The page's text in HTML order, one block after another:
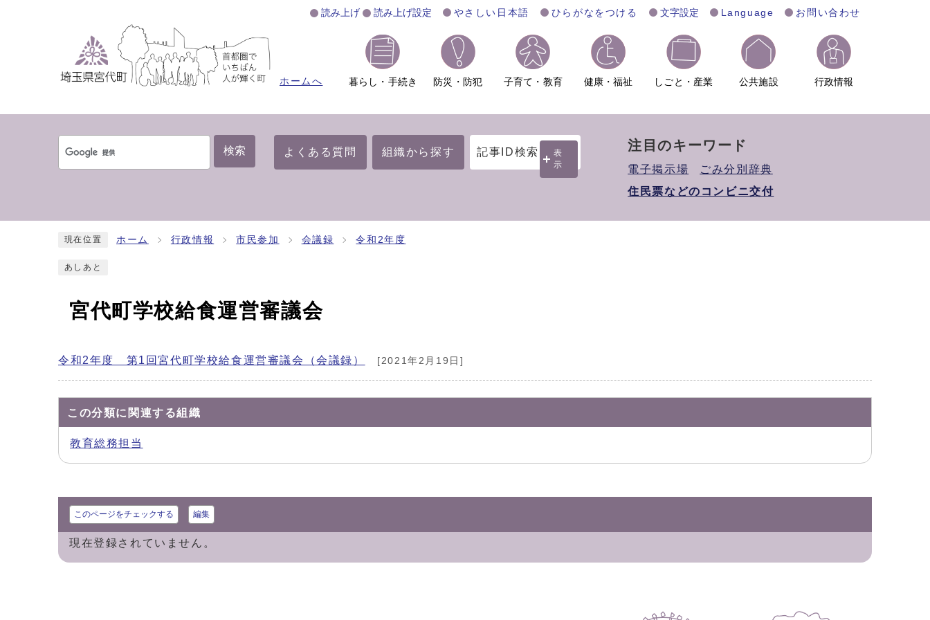
読み上げ 読み上げ設定 やさしい日本語 ひらがなをつける 文字設定 Language お問い合わせ
ホームへ 暮らし・手続き 防災・防犯 子育て・教育 健康・福祉 しごと・産業 公共施設 行政情報
検索 よくある質問 組織から探す 記事ID検索
表
示
注目のキーワード
電子掲示場
ごみ分別辞典
住民票などのコンビニ交付
現在位置 ホーム 行政情報 市民参加 会議録 令和2年度
あしあと
宮代町学校給食運営審議会
令和2年度 第1回宮代町学校給食運営審議会（会議録） [2021年2月19日]
この分類に関連する組織
教育総務担当
このページをチェックする 編集
現在登録されていません。